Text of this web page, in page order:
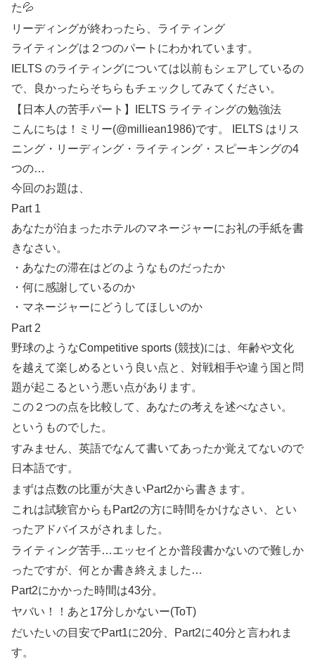
た💦
リーディングが終わったら、ライティング
ライティングは２つのパートにわかれています。
IELTS のライティングについては以前もシェアしているの
で、良かったらそちらもチェックしてみてください。
【日本人の苦手パート】IELTS ライティングの勉強法
こんにちは！ミリー(@milliean1986)です。 IELTS はリス
ニング・リーディング・ライティング・スピーキングの4
つの…
今回のお題は、
Part 1
あなたが泊まったホテルのマネージャーにお礼の手紙を書
きなさい。
・あなたの滞在はどのようなものだったか
・何に感謝しているのか
・マネージャーにどうしてほしいのか
Part 2
野球のようなCompetitive sports (競技)には、年齢や文化
を越えて楽しめるという良い点と、対戦相手や違う国と問
題が起こるという悪い点があります。
この２つの点を比較して、あなたの考えを述べなさい。
というものでした。
すみません、英語でなんて書いてあったか覚えてないので
日本語です。
まずは点数の比重が大きいPart2から書きます。
これは試験官からもPart2の方に時間をかけなさい、とい
ったアドバイスがされました。
ライティング苦手…エッセイとか普段書かないので難しか
ったですが、何とか書き終えました…
Part2にかかった時間は43分。
ヤバい！！あと17分しかないー(ToT)
だいたいの目安でPart1に20分、Part2に40分と言われま
す。